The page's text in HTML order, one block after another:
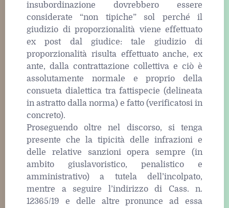
insubordinazione dovrebbero essere
considerate “non tipiche” sol perché il
giudizio di proporzionalità viene effettuato
ex post dal giudice: tale giudizio di
proporzionalità risulta effettuato anche, ex
ante, dalla contrattazione collettiva e ciò è
assolutamente normale e proprio della
consueta dialettica tra fattispecie (delineata
in astratto dalla norma) e fatto (verificatosi in
concreto).
Proseguendo oltre nel discorso, si tenga
presente che la tipicità delle infrazioni e
delle relative sanzioni opera sempre (in
ambito giuslavoristico, penalistico e
amministrativo) a tutela dell’incolpato,
mentre a seguire l’indirizzo di Cass. n.
12365/19 e delle altre pronunce ad essa